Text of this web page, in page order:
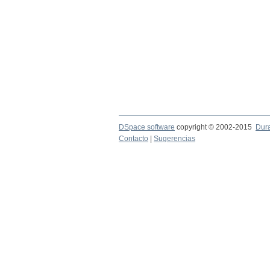
DSpace software copyright © 2002-2015
Contacto
Sugerencias